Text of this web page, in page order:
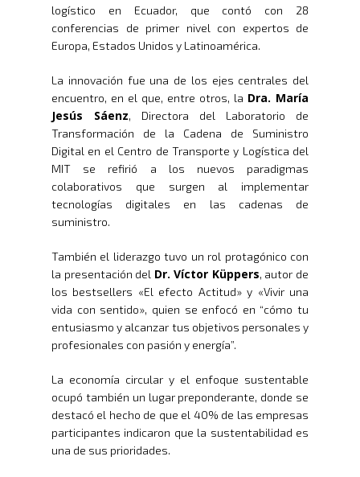
logístico en Ecuador, que contó con 28
conferencias de primer nivel con expertos de
Europa, Estados Unidos y Latinoamérica.
La innovación fue una de los ejes centrales del
encuentro, en el que, entre otros, la Dra. María
Jesús Sáenz, Directora del Laboratorio de
Transformación de la Cadena de Suministro
Digital en el Centro de Transporte y Logística del
MIT se refirió a los nuevos paradigmas
colaborativos que surgen al implementar
tecnologías digitales en las cadenas de
suministro.
También el liderazgo tuvo un rol protagónico con
la presentación del Dr. Víctor Küppers, autor de
los bestsellers «El efecto Actitud» y «Vivir una
vida con sentido», quien se enfocó en “cómo tu
entusiasmo y alcanzar tus objetivos personales y
profesionales con pasión y energía”.
La economía circular y el enfoque sustentable
ocupó también un lugar preponderante, donde se
destacó el hecho de que el 40% de las empresas
participantes indicaron que la sustentabilidad es
una de sus prioridades.